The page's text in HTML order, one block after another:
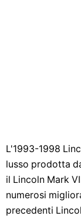
L'1993-1998
lusso prodotta
il Lincoln Mark
numerosi
precedenti